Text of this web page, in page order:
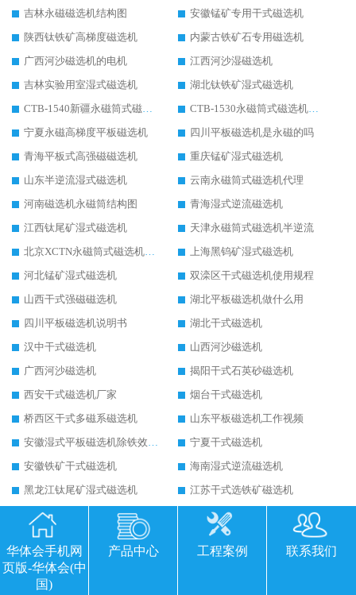
吉林永磁磁选机结构图
安徽锰矿专用干式磁选机
陕西钛铁矿高梯度磁选机
内蒙古铁矿石专用磁选机
广西河沙磁选机的电机
江西河沙湿磁选机
吉林实验用室湿式磁选机
湖北钛铁矿湿式磁选机
宁夏永磁高梯度平板磁选机
四川平板磁选机是永磁的吗
青海平板式高强磁磁选机
重庆锰矿湿式磁选机
山东半逆流湿式磁选机
云南永磁筒式磁选机代理
河南磁选机永磁筒结构图
青海湿式逆流磁选机
江西钛尾矿湿式磁选机
天津永磁筒式磁选机半逆流
上海黑钨矿湿式磁选机
河北锰矿湿式磁选机
双滦区干式磁选机使用规程
山西干式强磁磁选机
湖北平板磁选机做什么用
四川平板磁选机说明书
湖北干式磁选机
汉中干式磁选机
山西河沙磁选机
广西河沙磁选机
揭阳干式石英砂磁选机
西安干式磁选机厂家
烟台干式磁选机
桥西区干式多磁系磁选机
山东平板磁选机工作视频
宁夏干式磁选机
安徽铁矿干式磁选机
海南湿式逆流磁选机
黑龙江钛尾矿湿式磁选机
江苏干式选铁矿磁选机
兴安盟干式磁选机技术规范
新疆平板磁选机皮带
甘肃永磁筒式磁选机备件
云南未来有前景的铁矿磁选机
河北一站式的铁矿磁选机
宁夏平板磁选机适用场合
四川锰矿平板磁选
华体会手机网
页版-华体会(中
国)
产品中心 工程案例 联系我们